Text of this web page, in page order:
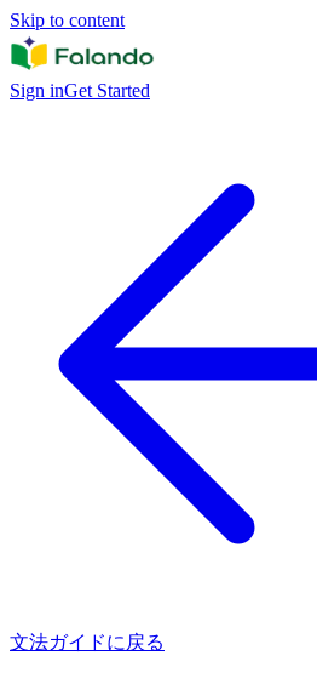
Skip to content
Sign inGet Started
文法ガイドに戻る